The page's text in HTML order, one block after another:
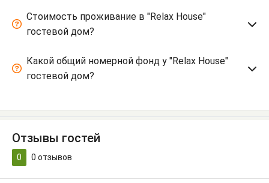
Стоимость проживание в "Relax House"
гостевой дом?
Какой общий номерной фонд у "Relax House"
гостевой дом?
Отзывы гостей
0 0 отзывов